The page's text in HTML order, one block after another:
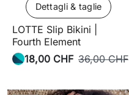
Dettagli & taglie
LOTTE Slip Bikini |
Fourth Element
18,00 CHF 36,00 CHF